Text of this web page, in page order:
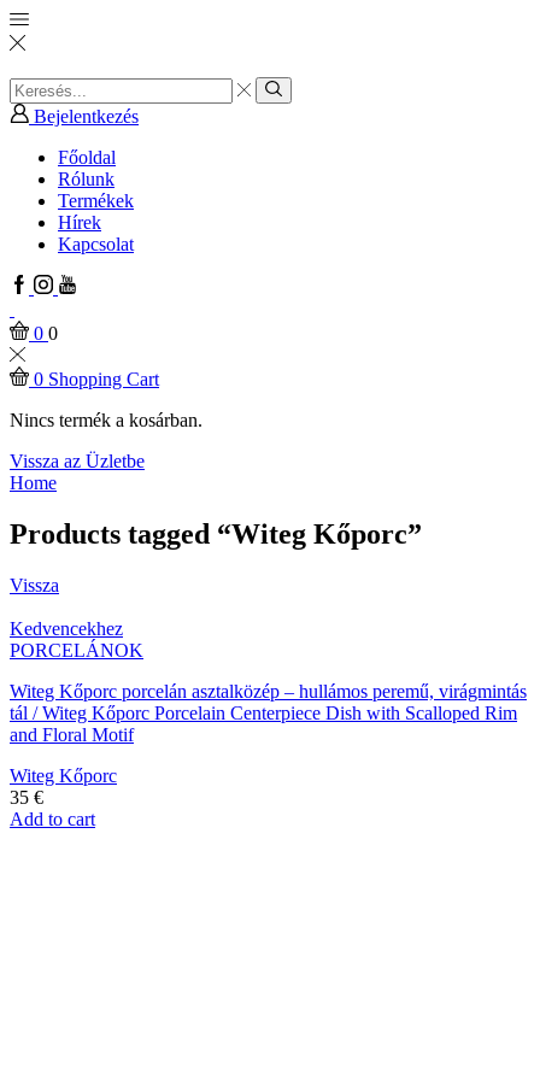
Search
input
Search
Bejelentkezés
Főoldal
Rólunk
Termékek
Hírek
Kapcsolat
Facebook
Instagram
Youtube
0 0
0 Shopping Cart
Nincs termék a kosárban.
Vissza az Üzletbe
Home
Products tagged “Witeg Kőporc”
Vissza
Kedvencekhez
PORCELÁNOK
Witeg Kőporc porcelán asztalközép – hullámos peremű, virágmintás
tál / Witeg Kőporc Porcelain Centerpiece Dish with Scalloped Rim
and Floral Motif
Witeg Kőporc
35 €
Add to cart